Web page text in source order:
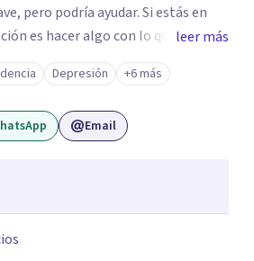
pero podría ayudar. Si estás en
es hacer algo con lo que te está
está generando esa angustia.
leer más
Depresión +6 más
Email